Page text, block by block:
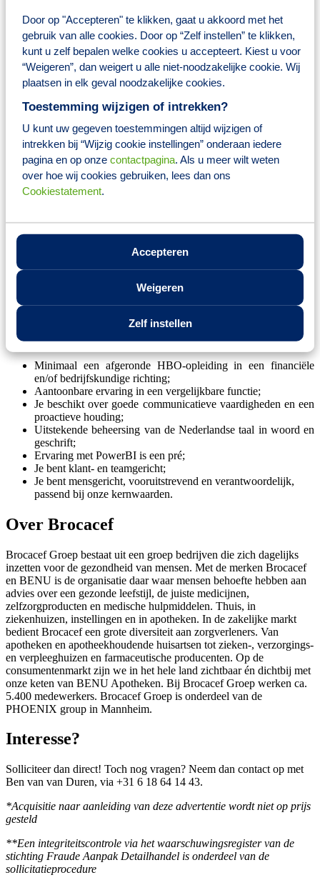
Door op "Accepteren" te klikken, gaat u akkoord met het
gebruik van alle cookies. Door op “Zelf instellen” te klikken,
kunt u zelf bepalen welke cookies u accepteert. Kiest u voor
“Weigeren”, dan weigert u alle niet-noodzakelijke cookie. Wij
plaatsen in elk geval noodzakelijke cookies.
Toestemming wijzigen of intrekken?
U kunt uw gegeven toestemmingen altijd wijzigen of
intrekken bij “Wijzig cookie instellingen” onderaan iedere
pagina en op onze contactpagina. Als u meer wilt weten
over hoe wij cookies gebruiken, lees dan ons
Cookiestatement.
Accepteren
Weigeren
Zelf instellen
ervaring;
Eindejaarsuitkering;
Pensioenregeling;
Collectieve verzekeringen;
25 vakantiedagen;
8% vakantiegeld;
Hybride werken (incl. extra scherm, toetsenbord en
maandelijkse thuiswerkvergoeding);
Smartphone;
Laptop;
Toegang tot Brocacef Ontwikkelplein; een zeer groot (online)
trainings- en opleidingsaanbod voor jouw persoonlijke
ontwikkeling;
opleidingsaanbod en doorgroeimogelijkheden binnen een
De mogelijkheid om naar keuze fiscaal voordelig producten
Er is een actieve personeelsvereniging met het gehele jaar
door allerlei activiteiten.
Wie jij bent
Minimaal een afgeronde HBO-opleiding in een financiële
en/of bedrijfskundige richting;
Aantoonbare ervaring in een vergelijkbare functie;
Je beschikt over goede communicatieve vaardigheden en een
proactieve houding;
Uitstekende beheersing van de Nederlandse taal in woord en
geschrift;
Ervaring met PowerBI is een pré;
Je bent klant- en teamgericht;
Je bent mensgericht, vooruitstrevend en verantwoordelijk,
passend bij onze kernwaarden.
Over Brocacef
Brocacef Groep bestaat uit een groep bedrijven die zich dagelijks
inzetten voor de gezondheid van mensen. Met de merken Brocacef
en BENU is de organisatie daar waar mensen behoefte hebben aan
advies over een gezonde leefstijl, de juiste medicijnen,
zelfzorgproducten en medische hulpmiddelen. Thuis, in
ziekenhuizen, instellingen en in apotheken. In de zakelijke markt
bedient Brocacef een grote diversiteit aan zorgverleners. Van
apotheken en apotheekhoudende huisartsen tot zieken-, verzorgings-
en verpleeghuizen en farmaceutische producenten. Op de
consumentenmarkt zijn we in het hele land zichtbaar én dichtbij met
onze keten van BENU Apotheken. Bij Brocacef Groep werken ca.
5.400 medewerkers. Brocacef Groep is onderdeel van de
PHOENIX group in Mannheim.
Interesse?
Solliciteer dan direct! Toch nog vragen? Neem dan contact op met
Ben van van Duren, via +31 6 18 64 14 43.
*Acquisitie naar aanleiding van deze advertentie wordt niet op prijs
gesteld
**Een integriteitscontrole via het waarschuwingsregister van de
stichting Fraude Aanpak Detailhandel is onderdeel van de
sollicitatieprocedure